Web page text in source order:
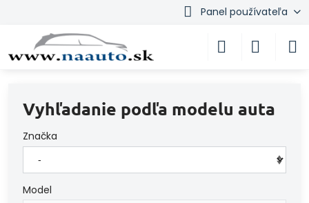
Panel používateľa
Vyhľadanie podľa modelu auta
Značka
Model